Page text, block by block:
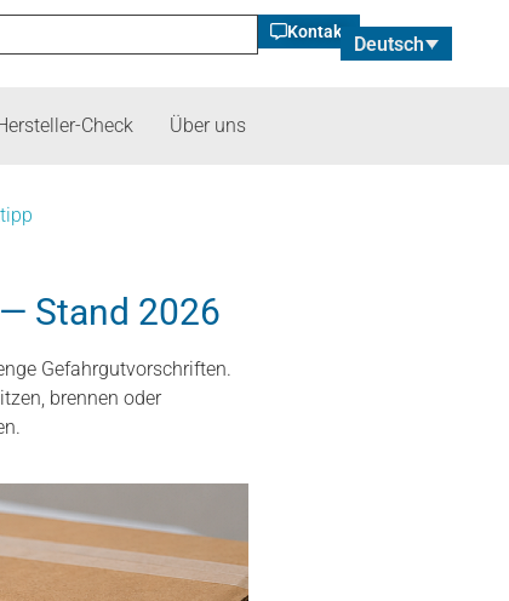
Kontakt
Deutsch
Check Über uns
Stand 2026
Gefahrgutvorschriften.
brennen oder